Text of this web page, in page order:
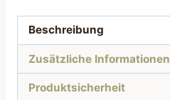
Beschreibung
Zusätzliche Informationen
Produktsicherheit